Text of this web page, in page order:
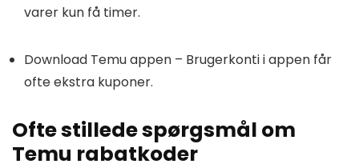
varer kun få timer.
Download Temu appen – Brugerkonti i appen får
ofte ekstra kuponer.
Ofte stillede spørgsmål om
Temu rabatkoder